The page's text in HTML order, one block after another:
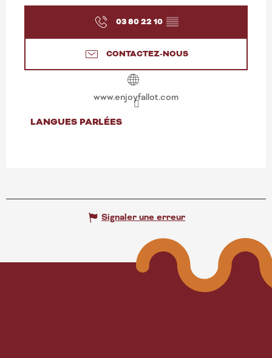
03 80 22 10 ▒▒
CONTACTEZ-NOUS
www.enjoyfallot.com
LANGUES PARLÉES
LANGUES PARLÉES
Signaler une erreur